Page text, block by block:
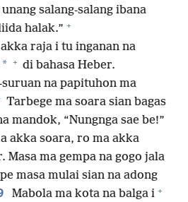
salang-salang ibana
halak.” +
raja i tu inganan na
* + di bahasa Heber.
na papituhon ma
Tarbege ma soara sian bagas
mandok, “Nungnga sae be!”
akka soara, ro ma akka
ma gempa na gogo jala
masa mulai sian na adong
Mabola ma kota na balga i +